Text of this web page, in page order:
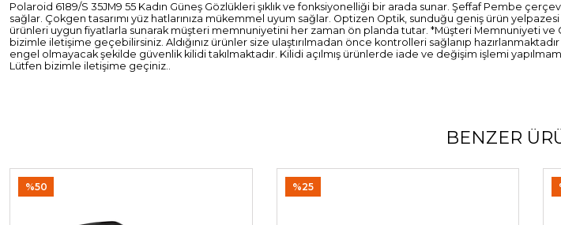
Polaroid 6189/S 35JM9 55 Kadın Güneş Gözlükleri şıklık ve fonksiyonelliği bir arada sunar. Şeffaf Pembe
sağlar. Çokgen tasarımı yüz hatlarınıza mükemmel uyum sağlar. Optizen Optik, sunduğu geniş ürün
ürünleri uygun fiyatlarla sunarak müşteri memnuniyetini her zaman ön planda tutar. *Müşteri Memnuniyeti
bizimle iletişime geçebilirsiniz. Aldığınız ürünler size ulaştırılmadan önce kontrolleri sağlanıp
engel olmayacak şekilde güvenlik kilidi takılmaktadır. Kilidi açılmış ürünlerde iade ve değişim işlemi
Lütfen bizimle iletişime geçiniz..
BENZER
%50 %25